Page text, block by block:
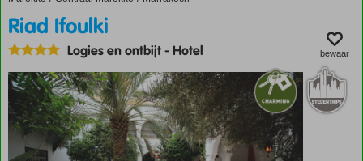
Riad Ifoulki
Logies en ontbijt-Hotel bewaar